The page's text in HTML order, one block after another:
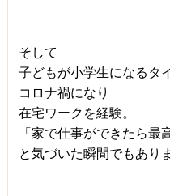
そして
子どもが小学生になるタ
コロナ禍になり
在宅ワークを経験。
「家で仕事ができたら最
と気づいた瞬間でもあり